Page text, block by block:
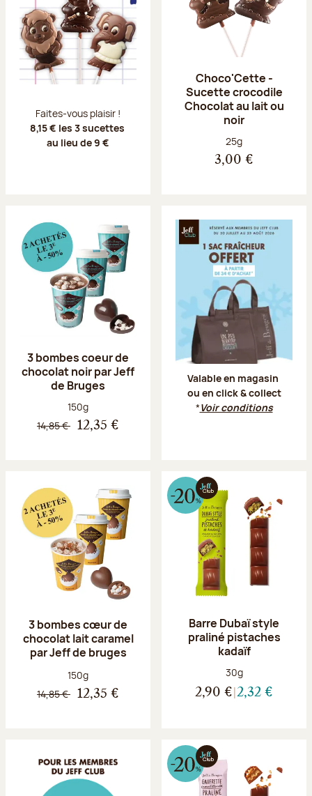
Faites-vous plaisir !
8,15 € les 3 sucettes
au lieu de 9 €
Choco'Cette -
Sucette crocodile
Chocolat au lait ou
noir
Poids net :
25g
3,00 €
3 bombes coeur de
chocolat noir par Jeff
de Bruges
Poids net :
150g
14,85 € 12,35 €
Valable en magasin
ou en click & collect
*Voir conditions
3 bombes cœur de
chocolat lait caramel
par Jeff de bruges
Poids net :
150g
14,85 € 12,35 €
Barre Dubaï style
praliné pistaches
kadaïf
Poids net :
30g
2,90 € 2,32 €